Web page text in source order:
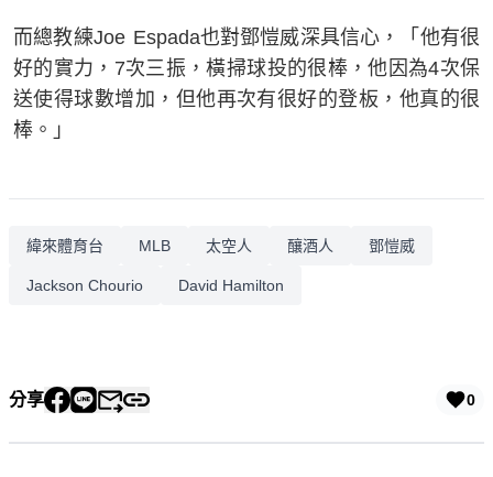
而總教練Joe Espada也對鄧愷威深具信心，「他有很
好的實力，7次三振，橫掃球投的很棒，他因為4次保
送使得球數增加，但他再次有很好的登板，他真的很
棒。」
緯來體育台 MLB 太空人 釀酒人 鄧愷威
Jackson Chourio David Hamilton
分享 0